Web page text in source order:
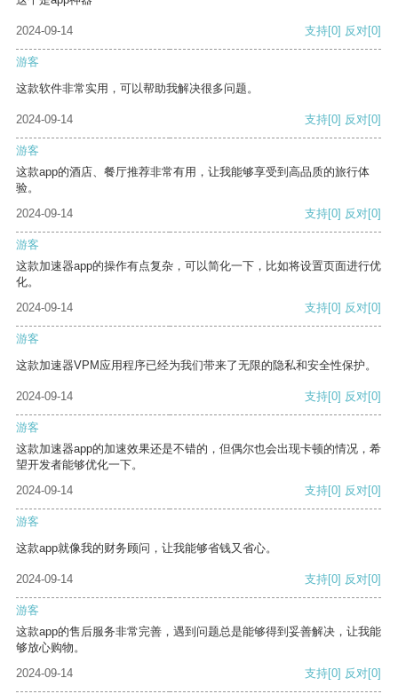
2024-09-14 支持[0] 反对[0]
游客
这款软件非常实用，可以帮助我解决很多问题。
2024-09-14 支持[0] 反对[0]
游客
这款app的酒店、餐厅推荐非常有用，让我能够享受到高品质的旅行体
验。
2024-09-14
支持[0] 反对[0]
游客
这款加速器app的操作有点复杂，可以简化一下，比如将设置页面进行优
化。
2024-09-14
支持[0] 反对[0]
游客
这款加速器VPM应用程序已经为我们带来了无限的隐私和安全性保护。
2024-09-14 支持[0] 反对[0]
游客
这款加速器app的加速效果还是不错的，但偶尔也会出现卡顿的情况，希
望开发者能够优化一下。
2024-09-14
支持[0] 反对[0]
游客
这款app就像我的财务顾问，让我能够省钱又省心。
2024-09-14 支持[0] 反对[0]
游客
这款app的售后服务非常完善，遇到问题总是能够得到妥善解决，让我能
够放心购物。
2024-09-14
支持[0] 反对[0]